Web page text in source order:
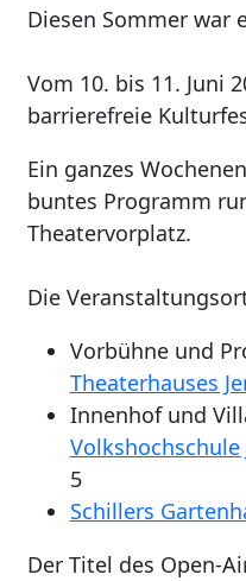
Diesen Sommer war
Vom 10. bis 11. Juni
barrierefreie
Ein ganzes
buntes Programm
Theatervorplatz.
Die
Vorbühne und
Theaterhauses
Innenhof und
Volkshochschule
5
Schillers
Der Titel des Open-